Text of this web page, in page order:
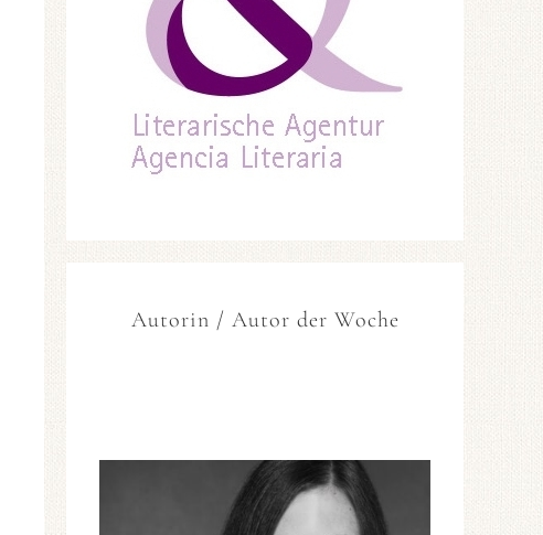
Autorin / Autor der Woche